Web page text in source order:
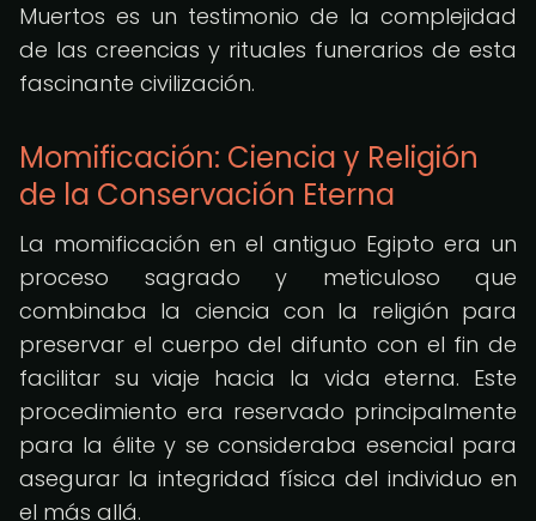
Muertos es un testimonio de la complejidad
de las creencias y rituales funerarios de esta
fascinante civilización.
Momificación: Ciencia y Religión
de la Conservación Eterna
La momificación en el antiguo Egipto era un
proceso sagrado y meticuloso que
combinaba la ciencia con la religión para
preservar el cuerpo del difunto con el fin de
facilitar su viaje hacia la vida eterna. Este
procedimiento era reservado principalmente
para la élite y se consideraba esencial para
asegurar la integridad física del individuo en
el más allá.